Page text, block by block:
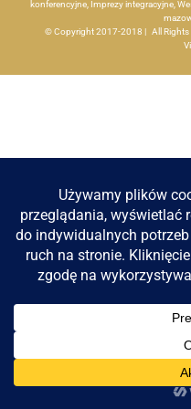
Apartamenty
konferencyjne, Imprezy integracyjne,
© Copyright 2017-2018 | All Rights